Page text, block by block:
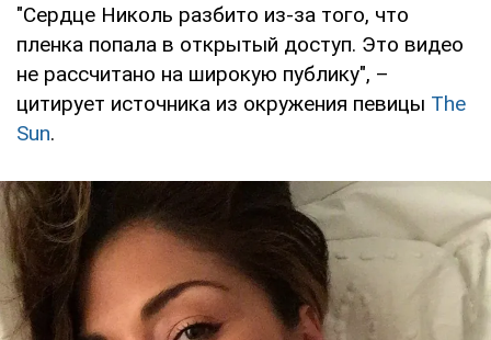
"Сердце Николь разбито из-за того, что
пленка попала в открытый доступ. Это видео
не рассчитано на широкую публику", –
цитирует источника из окружения певицы The
Sun.